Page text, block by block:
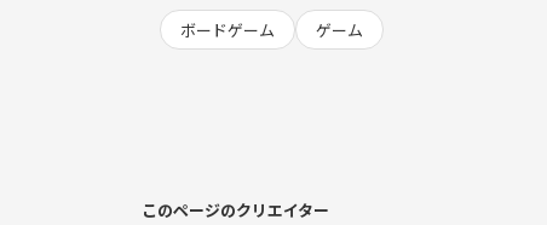
ボードゲーム ゲーム
このページのクリエイター